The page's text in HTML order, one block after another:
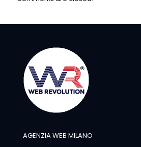
AGENZIA WEB MILANO